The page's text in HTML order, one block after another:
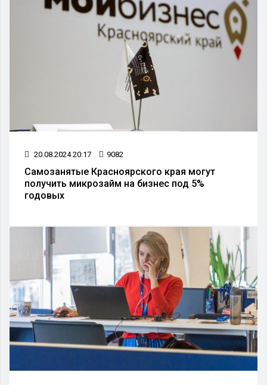
20.08.2024 20:17 9082
Самозанятые Красноярского края могут
получить микрозайм на бизнес под 5%
годовых